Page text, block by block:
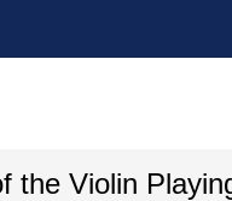
the Violin